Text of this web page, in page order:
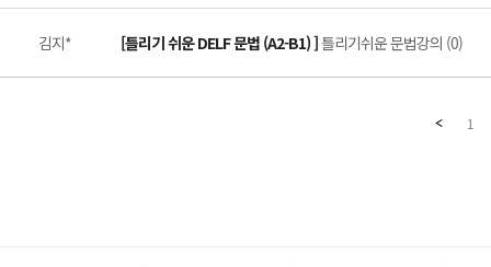
김지* [틀리기 쉬운 DELF 문법 (A2-B1) ]틀리기쉬운 문법강의 (0)
1